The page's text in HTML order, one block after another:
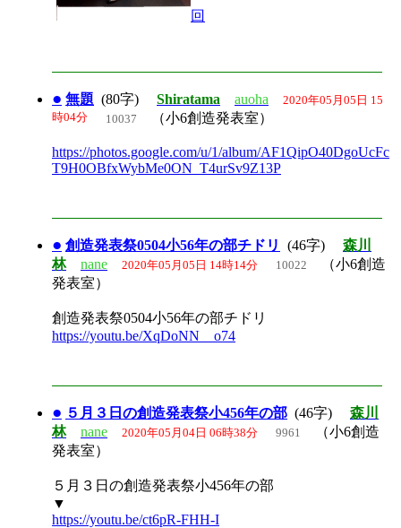
回
● 無題 (80字) Shiratama auoha 2020年05月05日 15
時04分 10037 （小6創造発表室）
https://photos.google.com/u/1/album/AF1QipO40DgoUcFc
T9H0OBfxWybMe0ON_T4urSv9Z13P
● 創造発表祭0504小56年の部チドリ (46字) 森川
林
nane 2020年05月05日 14時14分 10022
（小6創造
発表室）
創造発表祭0504小56年の部チドリ
https://youtu.be/XqDoNN__o74
● ５月３日の創造発表祭小456年の部 (46字) 森川
林
nane 2020年05月04日 06時38分 9961
（小6創造
発表室）
５月３日の創造発表祭小456年の部
▼
https://youtu.be/ct6pR-FHH-I